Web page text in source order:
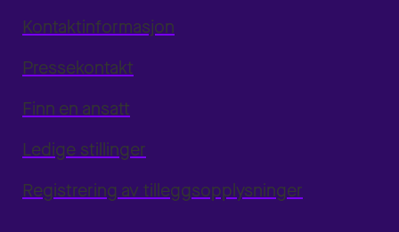
Kontaktinformasjon
Pressekontakt
Finn en ansatt
Ledige stillinger
Registrering av tilleggsopplysninger